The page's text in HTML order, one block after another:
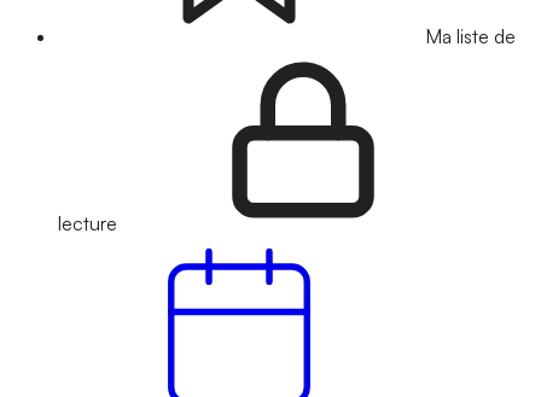
Ma liste de
lecture